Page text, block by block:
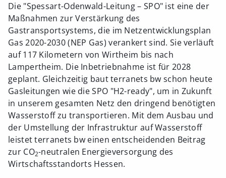
Die "Spessart-Odenwald-Leitung – SPO" ist eine der
Maßnahmen zur Verstärkung des
Gastransportsystems, die im Netzentwicklungsplan
Gas 2020-2030 (NEP Gas) verankert sind. Sie verläuft
auf 117 Kilometern von Wirtheim bis nach
Lampertheim. Die Inbetriebnahme ist für 2028
geplant. Gleichzeitig baut terranets bw schon heute
Gasleitungen wie die SPO "H2-ready", um in Zukunft
in unserem gesamten Netz den dringend benötigten
Wasserstoff zu transportieren. Mit dem Ausbau und
der Umstellung der Infrastruktur auf Wasserstoff
leistet terranets bw einen entscheidenden Beitrag
zur CO2-neutralen Energieversorgung des
Wirtschaftsstandorts Hessen.